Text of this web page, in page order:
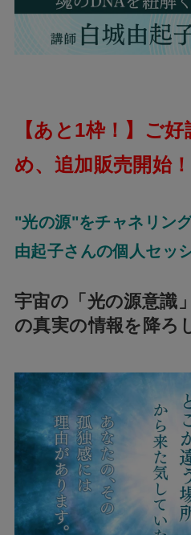
【あと1枠！】ご
め、追加販売開始！
"光の源"をチャネリン
由起子さんの個人セッ
宇宙の「光の源意識
の真実の情報を降ろ